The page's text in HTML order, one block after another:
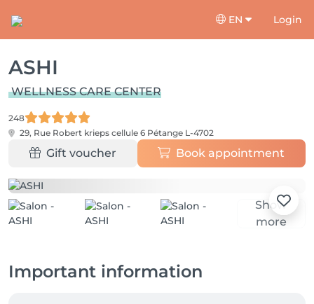
EN Login
ASHI
WELLNESS CARE CENTER
248
29, Rue Robert krieps cellule 6 Pétange L-4702
Gift voucher Book appointment
Show
more
Important information